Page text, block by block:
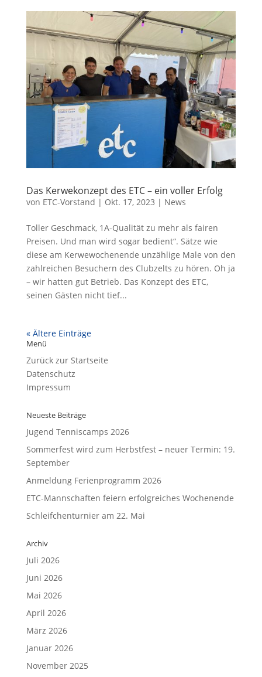
Das Kerwekonzept des ETC – ein voller Erfolg
von ETC-Vorstand | Okt. 17, 2023 | News
Toller Geschmack, 1A-Qualität zu mehr als fairen
Preisen. Und man wird sogar bedient“. Sätze wie
diese am Kerwewochenende unzählige Male von den
zahlreichen Besuchern des Clubzelts zu hören. Oh ja
– wir hatten gut Betrieb. Das Konzept des ETC,
seinen Gästen nicht tief...
« Ältere Einträge
Menü
Zurück zur Startseite
Datenschutz
Impressum
Neueste Beiträge
Jugend Tenniscamps 2026
Sommerfest wird zum Herbstfest – neuer Termin: 19.
September
Anmeldung Ferienprogramm 2026
ETC-Mannschaften feiern erfolgreiches Wochenende
Schleifchenturnier am 22. Mai
Archiv
Juli 2026
Juni 2026
Mai 2026
April 2026
März 2026
Januar 2026
November 2025